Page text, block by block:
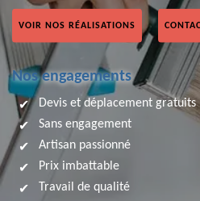
VOIR NOS RÉALISATIONS
Nos engagements
Devis et déplacement gratuits
Sans engagement
Artisan passionné
Prix imbattable
Travail de qualité